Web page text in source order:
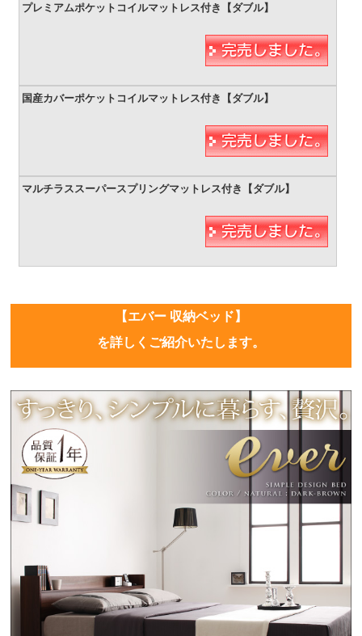
【エバー 収納ベッド】
を詳しくご紹介いたします。